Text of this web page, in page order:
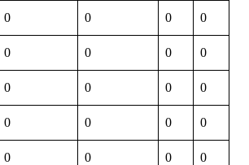
0 0 0 0
0 0 0 0
0 0 0 0
0 0 0 0
0 0 0 0